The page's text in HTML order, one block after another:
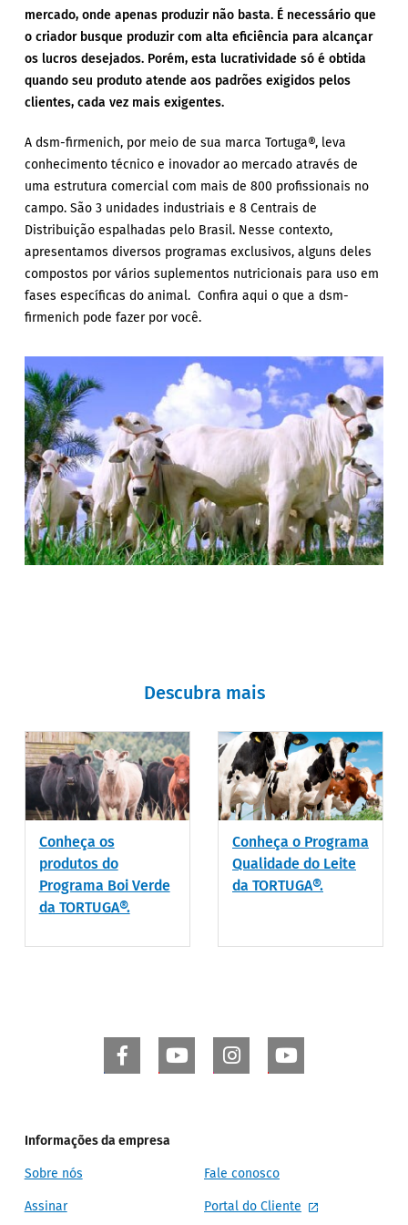
mercado, onde apenas produzir não basta. É necessário que
o criador busque produzir com alta eficiência para alcançar
os lucros desejados. Porém, esta lucratividade só é obtida
quando seu produto atende aos padrões exigidos pelos
clientes, cada vez mais exigentes.
A dsm-firmenich, por meio de sua marca Tortuga®, leva
conhecimento técnico e inovador ao mercado através de
uma estrutura comercial com mais de 800 profissionais no
campo. São 3 unidades industriais e 8 Centrais de
Distribuição espalhadas pelo Brasil. Nesse contexto,
apresentamos diversos programas exclusivos, alguns deles
compostos por vários suplementos nutricionais para uso em
fases específicas do animal. Confira aqui o que a dsm-
firmenich pode fazer por você.
Descubra mais
Conheça os
produtos do
Programa Boi Verde
da TORTUGA®.
Conheça o Programa
Qualidade do Leite
da TORTUGA®.
Informações da empresa
Sobre nós Fale conosco
Assinar Portal do Cliente